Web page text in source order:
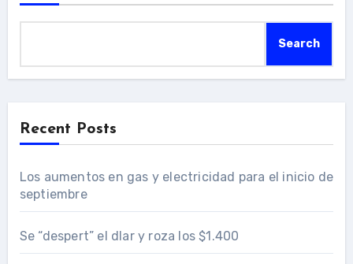
Search
Recent Posts
Los aumentos en gas y electricidad para el inicio de
septiembre
Se “despert” el dlar y roza los $1.400